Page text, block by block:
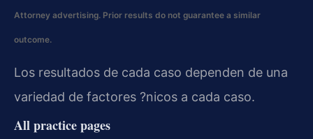
Attorney advertising. Prior results do not guarantee a similar
outcome.
Los resultados de cada caso dependen de una
variedad de factores ?nicos a cada caso.
All practice pages